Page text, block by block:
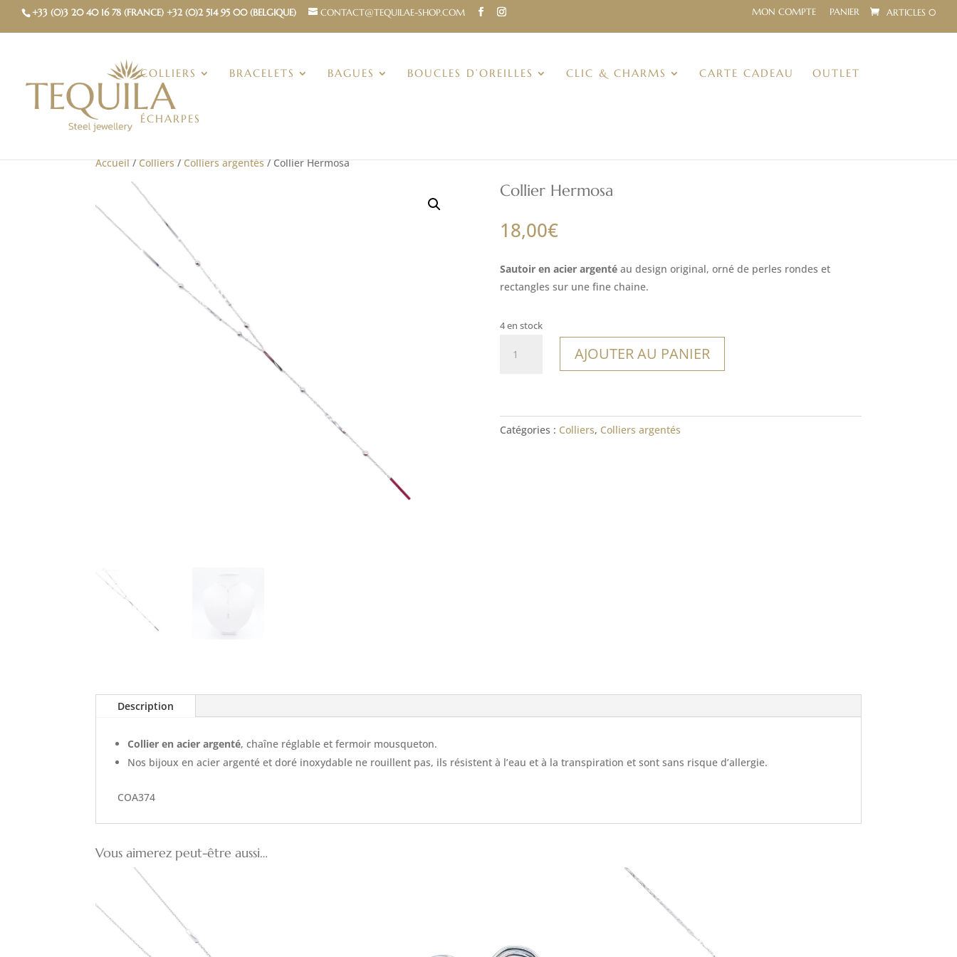
+33 (0)3 20 40 16 78 (FRANCE) +32 (0)2 514 95 00 (BELGIQUE) CONTACT@TEQUILAE-SHOP.COM MON COMPTE PANIER ARTICLES 0
COLLIERS BRACELETS BAGUES BOUCLES D’OREILLES CLIC & CHARMS CARTE CADEAU OUTLET
ÉCHARPES
Accueil/Colliers/Colliers argentés/ Collier Hermosa
Collier Hermosa
18,00€
Sautoir en acier argentéau design original, orné de perles rondes et
rectangles sur une fine chaine.
4 en stock
AJOUTER AU PANIER
Catégories : Colliers, Colliers argentés
Description
Collier en acier argenté, chaîne réglable et fermoir mousqueton.
Nos bijoux en acier argenté et doré inoxydable ne rouillent pas, ils résistent à l’eau et à la transpiration et sont sans risque d’allergie.
COA374
Vous aimerez peut-être aussi…